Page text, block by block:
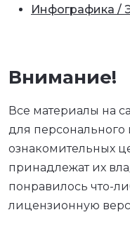
Инфографика /
Внимание!
Все материалы на
для персонального
ознакомительных
принадлежат их
понравилось что-
лицензионную